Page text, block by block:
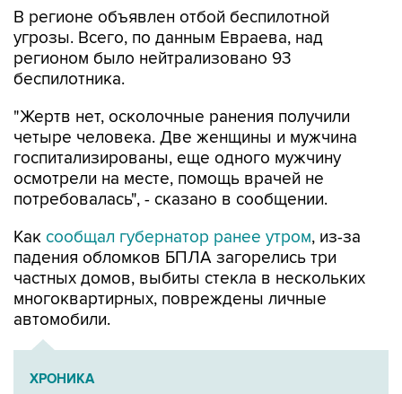
В регионе объявлен отбой беспилотной
угрозы. Всего, по данным Евраева, над
регионом было нейтрализовано 93
беспилотника.
"Жертв нет, осколочные ранения получили
четыре человека. Две женщины и мужчина
госпитализированы, еще одного мужчину
осмотрели на месте, помощь врачей не
потребовалась", - сказано в сообщении.
Как сообщал губернатор ранее утром, из-за
падения обломков БПЛА загорелись три
частных домов, выбиты стекла в нескольких
многоквартирных, повреждены личные
автомобили.
ХРОНИКА